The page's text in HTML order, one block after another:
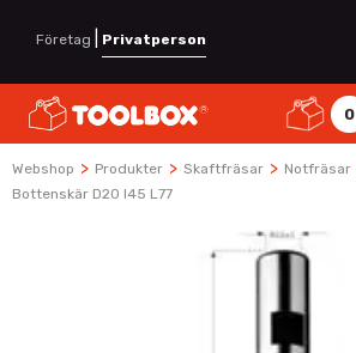
Företag Privatperson
0
Webshop > Produkter > Skaftfräsar > Notfräsar
Bottenskär D20 I45 L77